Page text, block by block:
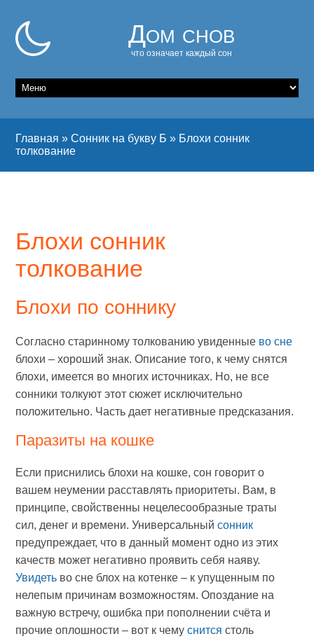
Дом снов
что означает каждый сон
Главная »Сонник на букву Б » Блохи сонник
толкование
Блохи сонник
толкование
Блохи по соннику
Согласно старинному толкованию увиденные во сне
блохи – хороший знак. Описание того, к чему снятся
блохи, имеется во многих источниках. Но, не все
сонники толкуют этот сюжет исключительно
положительно. Часть дает негативные предсказания.
Паразиты на кошке
Если приснились блохи на кошке, сон говорит о
вашем неумении расставлять приоритеты. Вам, в
принципе, свойственны нецелесообразные траты
сил, денег и времени. Универсальныйсонник
предупреждает, что в данный момент одно из этих
качеств может негативно проявить себя наяву.
Увидеть во сне блох на котенке – к упущенным по
нелепым причинам возможностям. Опоздание на
важную встречу, ошибка при пополнении счёта и
прочие оплошности – вот к чемуснится столь